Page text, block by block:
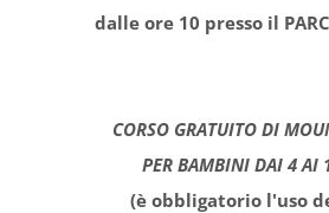
dalle ore 10 presso il
CORSO GRATUITO DI
PER BAMBINI DAI 4 AI
(è obbligatorio l'uso